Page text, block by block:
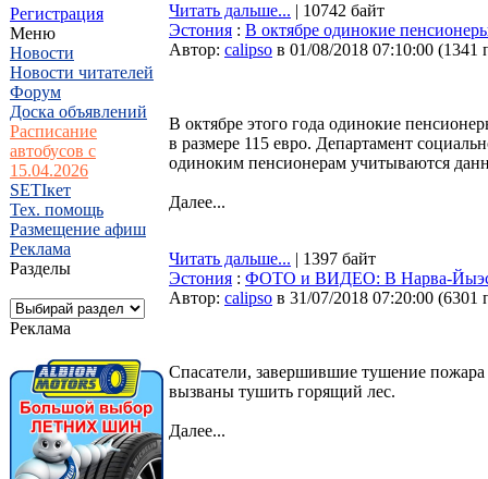
Регистрация
Меню
Новости
Новости читателей
Форум
Доска объявлений
Расписание
автобусов с
15.04.2026
SETIкет
Тех. помощь
Размещение афиш
Реклама
Разделы
Реклама
Читать дальше... | 10742 байт
Эстония : В октябре одинокие
Автор: calipso в 01/08/2018 07:10:00 (1341
В октябре этого года одинокие
в размере 115 евро. Департамент
одиноким пенсионерам учитываются
Далее...
Читать дальше... | 1397 байт
Эстония : ФОТО и ВИДЕО: В Нарва-
Автор: calipso в 31/07/2018 07:20:00 (6301
Спасатели, завершившие тушение
вызваны тушить горящий лес.
Далее...